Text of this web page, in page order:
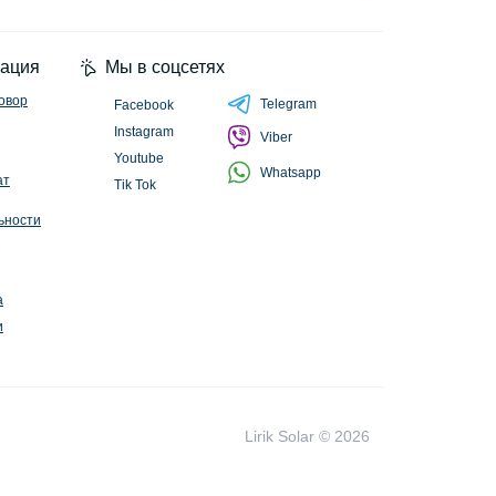
Мы в соцсетях
Facebook
Instagram
Youtube
Tik Tok
Telegram
Viber
Whatsapp
Lirik Solar © 2026